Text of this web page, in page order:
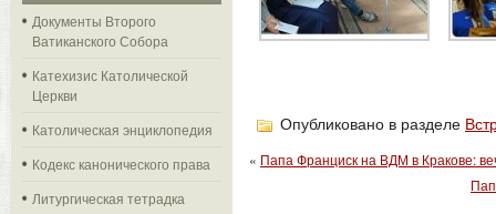
Документы Второго
Ватиканского Собора
Катехизис Католической
Церкви
Католическая энциклопедия
Кодекс канонического права
Литургическая тетрадка
Опубликовано в разделе
« Папа Франциск на ВДМ в Кракове: